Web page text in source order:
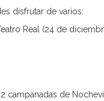
disfrutar de varios:
Real (24 de
campanadas de